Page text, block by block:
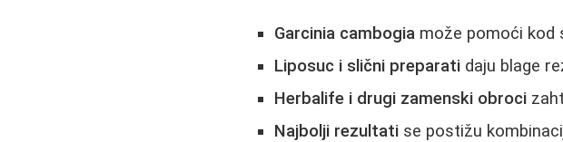
Garcinia cambogia može pomoći kod
Liposuc i slični preparati daju blage
Herbalife i drugi zamenski obroci
Najbolji rezultati se postižu